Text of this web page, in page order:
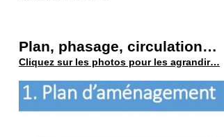
Plan, phasage, circulation…
Cliquez sur les photos pour les agrandir…